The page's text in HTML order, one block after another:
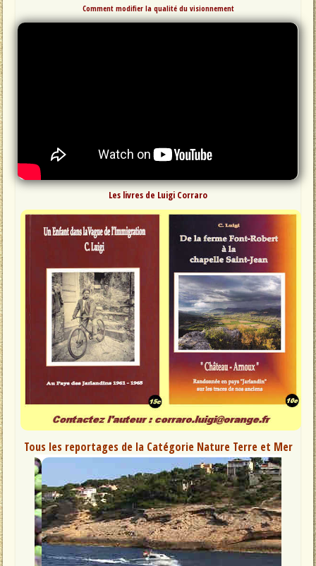
Comment modifier la qualité du visionnement
Les livres de Luigi Corraro
Tous les reportages de la Catégorie Nature Terre et Mer